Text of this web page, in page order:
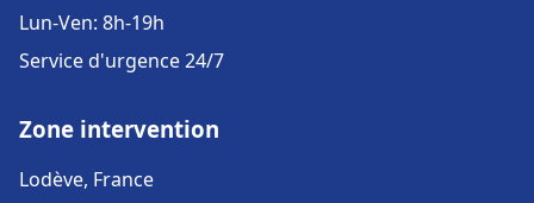
Lun-Ven: 8h-19h
Service d'urgence 24/7
Zone intervention
Lodève, France